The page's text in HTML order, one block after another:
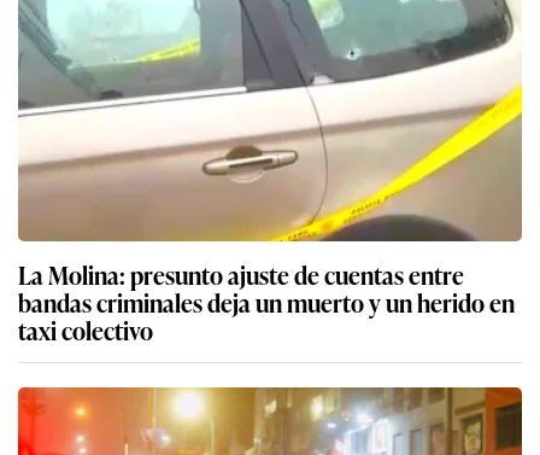
La Molina: presunto ajuste de cuentas entre
bandas criminales deja un muerto y un herido en
taxi colectivo